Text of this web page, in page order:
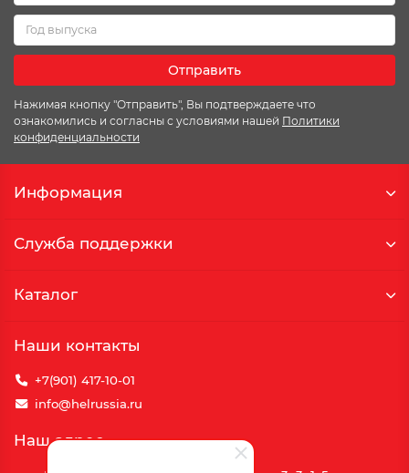
Отправить
Нажимая кнопку "Отправить", Вы подтверждаете что
ознакомились и согласны с условиями нашей Политики
конфиденциальности
Информация
Служба поддержки
Каталог
Наши контакты
+7(901) 417-10-01
info@helrussia.ru
Наш адрес